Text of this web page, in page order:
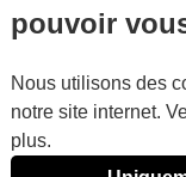
pouvoir
Nous utilisons des
notre site internet.
plus.